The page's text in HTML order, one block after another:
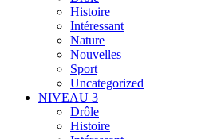
Histoire
Intéressant
Nature
Nouvelles
Sport
Uncategorized
NIVEAU 3
Drôle
Histoire